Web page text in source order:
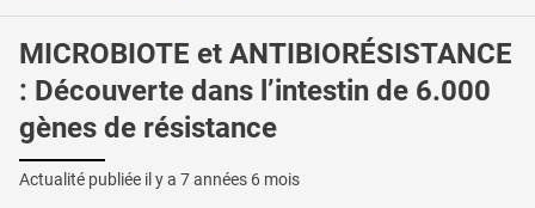
MICROBIOTE et ANTIBIORÉSISTANCE
: Découverte dans l’intestin de 6.000
gènes de résistance
Actualité publiée il y a 7 années 6 mois